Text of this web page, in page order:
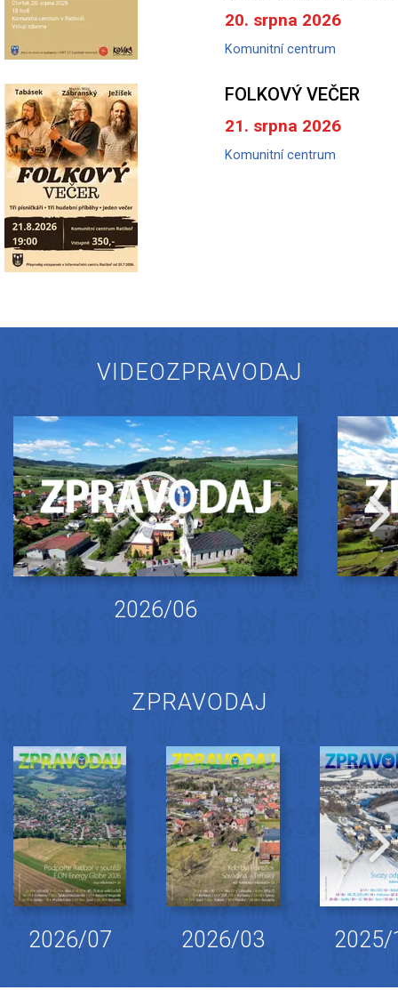
20. srpna 2026
Komunitní centrum
FOLKOVÝ VEČER
21. srpna 2026
Komunitní centrum
VIDEOZPRAVODAJ
2026/06
ZPRAVODAJ
2026/07 2026/03 2025/